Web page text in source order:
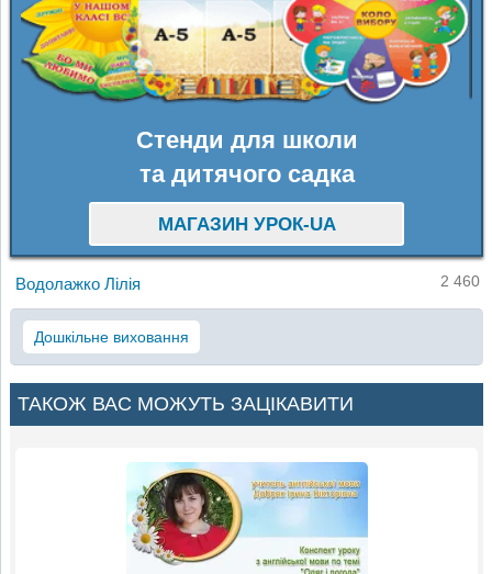
Стенди для школи
та дитячого садка
МАГАЗИН УРОК-UA
Водолажко Лілія 2 460
Дошкільне виховання
ТАКОЖ ВАС МОЖУТЬ ЗАЦІКАВИТИ